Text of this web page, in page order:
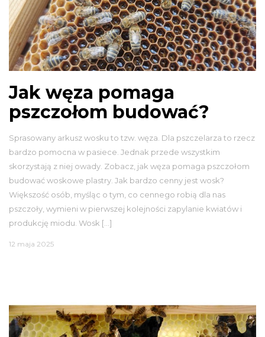
Jak węza pomaga
pszczołom budować?
Sprasowany arkusz wosku to tzw. węza. Dla pszczelarza to rzecz
bardzo pomocna w pasiece. Jednak przede wszystkim
skorzystają z niej owady. Zobacz, jak węza pomaga pszczołom
budować woskowe plastry. Jak bardzo cenny jest wosk?
Większość osób, myśląc o tym, co cennego robią dla nas
pszczoły, wymieni w pierwszej kolejności zapylanie kwiatów i
produkcję miodu. Wosk […]
12 maja 2025